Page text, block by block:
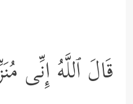
قَالَ ٱللَّهُ إِنِّی